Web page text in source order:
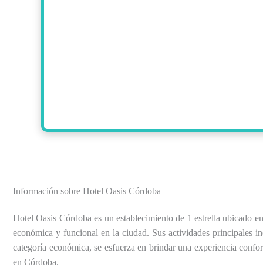
Información sobre Hotel Oasis Córdoba
Hotel Oasis Córdoba es un establecimiento de 1 estrella ubicado
económica y funcional en la ciudad. Sus actividades principales
categoría económica, se esfuerza en brindar una experiencia
en Córdoba.